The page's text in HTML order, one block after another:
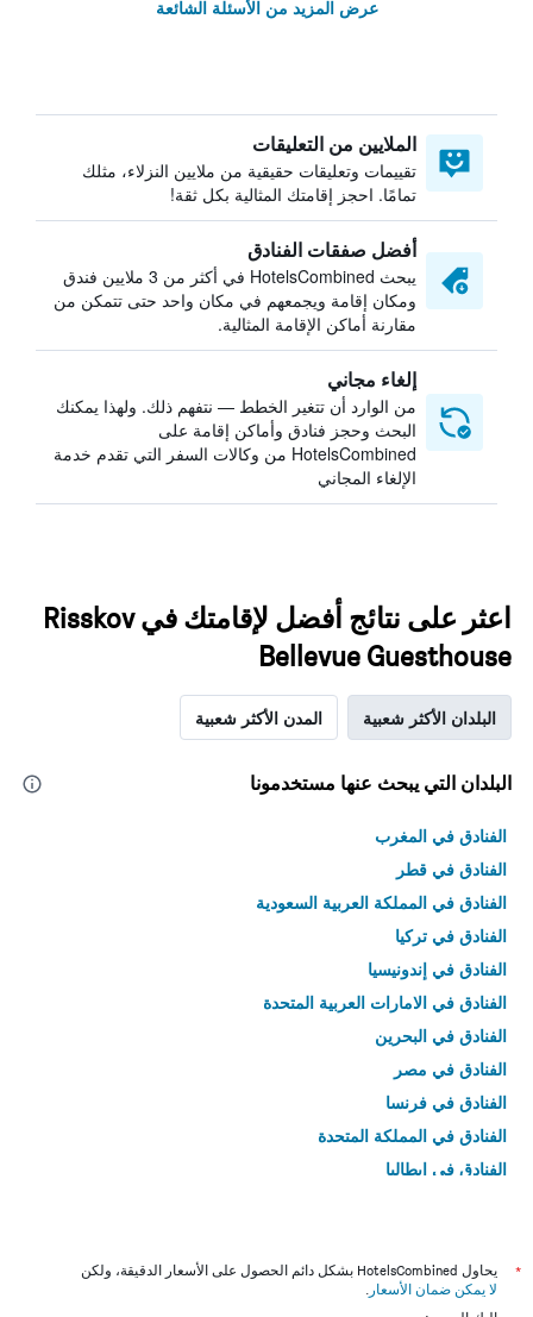
عرض المزيد من الأسئلة الشائعة
الملايين من التعليقات
تقييمات وتعليقات حقيقية من ملايين النزلاء، مثلك
تمامًا. احجز إقامتك المثالية بكل ثقة!
أفضل صفقات الفنادق
يبحث HotelsCombined في أكثر من 3 ملايين فندق
ومكان إقامة ويجمعهم في مكان واحد حتى تتمكن من
مقارنة أماكن الإقامة المثالية.
إلغاء مجاني
من الوارد أن تتغير الخطط — نتفهم ذلك. ولهذا يمكنك
البحث وحجز فنادق وأماكن إقامة على
HotelsCombined من وكالات السفر التي تقدم خدمة
الإلغاء المجاني
اعثر على نتائج أفضل لإقامتك في Risskov
Bellevue Guesthouse
البلدان الأكثر شعبية المدن الأكثر شعبية
البلدان التي يبحث عنها مستخدمونا
الفنادق في المغرب
الفنادق في قطر
الفنادق في المملكة العربية السعودية
الفنادق في تركيا
الفنادق في إندونيسيا
الفنادق في الامارات العربية المتحدة
الفنادق في البحرين
الفنادق في مصر
الفنادق في فرنسا
الفنادق في المملكة المتحدة
الفنادق في إيطاليا
*
يحاول HotelsCombined بشكل دائم الحصول على الأسعار الدقيقة، ولكن
لا يمكن ضمان الأسعار .